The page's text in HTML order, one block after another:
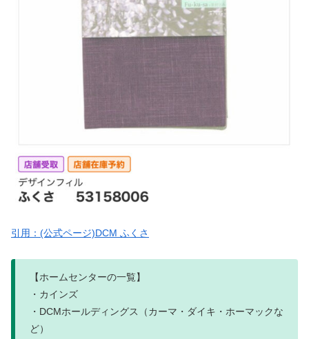
引用：(公式ページ)DCM ふくさ
【ホームセンターの一覧】
・カインズ
・DCMホールディングス（カーマ・ダイキ・ホーマックな
ど）